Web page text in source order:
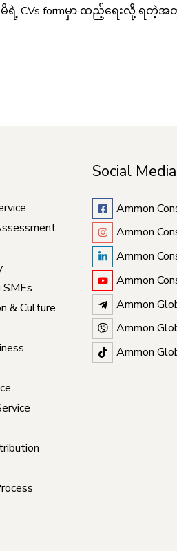
CVs formမှာ ထည့်ရေးလို့ ရတဲ့
& Culture
Social Media
Ammon
Ammon
Ammon
Ammon
Ammon
Ammon
Ammon